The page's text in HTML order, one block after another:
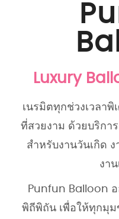
Luxury
เนรมิตทุกช่วงเวลาพิ
ที่สวยงาม ด้วยบริกา
สำหรับงานวันเกิด
งา
Punfun Balloon
พิถีพิถัน เพื่อให้ทุกมุ